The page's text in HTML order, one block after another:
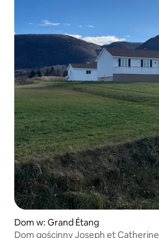
Dom w: Grand Étang
Dom gościnny Joseph et Catherine